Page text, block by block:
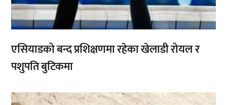
एसियाडको बन्द प्रशिक्षणमा रहेका खेलाडी रोयल र
पशुपति बुटिकमा